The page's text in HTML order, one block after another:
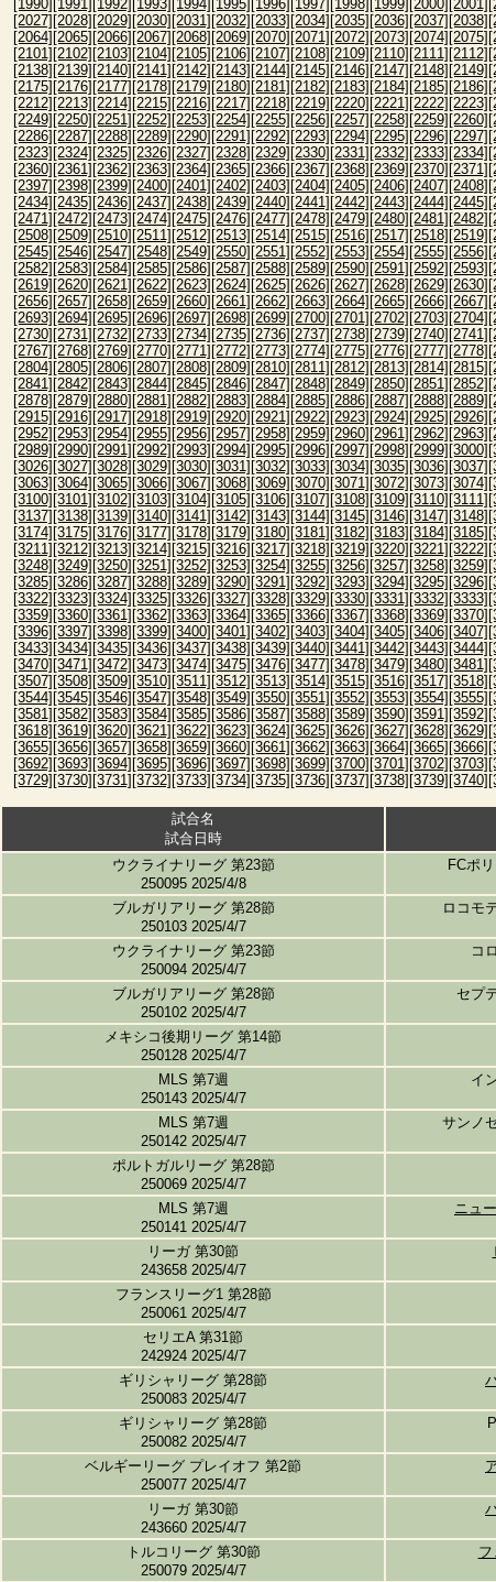
[1990] [1991] [1992] [1993] [1994] [1995] [1996] [1997] [1998] [1999] [2000] [2001]
[2027] [2028] [2029] [2030] [2031] [2032] [2033] [2034] [2035] [2036] [2037] [2038]
[2064] [2065] [2066] [2067] [2068] [2069] [2070] [2071] [2072] [2073] [2074] [2075]
[2101] [2102] [2103] [2104] [2105] [2106] [2107] [2108] [2109] [2110] [2111] [2112]
[2138] [2139] [2140] [2141] [2142] [2143] [2144] [2145] [2146] [2147] [2148] [2149]
[2175] [2176] [2177] [2178] [2179] [2180] [2181] [2182] [2183] [2184] [2185] [2186]
[2212] [2213] [2214] [2215] [2216] [2217] [2218] [2219] [2220] [2221] [2222] [2223]
[2249] [2250] [2251] [2252] [2253] [2254] [2255] [2256] [2257] [2258] [2259] [2260]
[2286] [2287] [2288] [2289] [2290] [2291] [2292] [2293] [2294] [2295] [2296] [2297]
[2323] [2324] [2325] [2326] [2327] [2328] [2329] [2330] [2331] [2332] [2333] [2334]
[2360] [2361] [2362] [2363] [2364] [2365] [2366] [2367] [2368] [2369] [2370] [2371]
[2397] [2398] [2399] [2400] [2401] [2402] [2403] [2404] [2405] [2406] [2407] [2408]
[2434] [2435] [2436] [2437] [2438] [2439] [2440] [2441] [2442] [2443] [2444] [2445]
[2471] [2472] [2473] [2474] [2475] [2476] [2477] [2478] [2479] [2480] [2481] [2482]
[2508] [2509] [2510] [2511] [2512] [2513] [2514] [2515] [2516] [2517] [2518] [2519]
[2545] [2546] [2547] [2548] [2549] [2550] [2551] [2552] [2553] [2554] [2555] [2556]
[2582] [2583] [2584] [2585] [2586] [2587] [2588] [2589] [2590] [2591] [2592] [2593]
[2619] [2620] [2621] [2622] [2623] [2624] [2625] [2626] [2627] [2628] [2629] [2630]
[2656] [2657] [2658] [2659] [2660] [2661] [2662] [2663] [2664] [2665] [2666] [2667]
[2693] [2694] [2695] [2696] [2697] [2698] [2699] [2700] [2701] [2702] [2703] [2704]
[2730] [2731] [2732] [2733] [2734] [2735] [2736] [2737] [2738] [2739] [2740] [2741]
[2767] [2768] [2769] [2770] [2771] [2772] [2773] [2774] [2775] [2776] [2777] [2778]
[2804] [2805] [2806] [2807] [2808] [2809] [2810] [2811] [2812] [2813] [2814] [2815]
[2841] [2842] [2843] [2844] [2845] [2846] [2847] [2848] [2849] [2850] [2851] [2852]
[2878] [2879] [2880] [2881] [2882] [2883] [2884] [2885] [2886] [2887] [2888] [2889]
[2915] [2916] [2917] [2918] [2919] [2920] [2921] [2922] [2923] [2924] [2925] [2926]
[2952] [2953] [2954] [2955] [2956] [2957] [2958] [2959] [2960] [2961] [2962] [2963]
[2989] [2990] [2991] [2992] [2993] [2994] [2995] [2996] [2997] [2998] [2999] [3000]
[3026] [3027] [3028] [3029] [3030] [3031] [3032] [3033] [3034] [3035] [3036] [3037]
[3063] [3064] [3065] [3066] [3067] [3068] [3069] [3070] [3071] [3072] [3073] [3074]
[3100] [3101] [3102] [3103] [3104] [3105] [3106] [3107] [3108] [3109] [3110] [3111]
[3137] [3138] [3139] [3140] [3141] [3142] [3143] [3144] [3145] [3146] [3147] [3148]
[3174] [3175] [3176] [3177] [3178] [3179] [3180] [3181] [3182] [3183] [3184] [3185]
[3211] [3212] [3213] [3214] [3215] [3216] [3217] [3218] [3219] [3220] [3221] [3222]
[3248] [3249] [3250] [3251] [3252] [3253] [3254] [3255] [3256] [3257] [3258] [3259]
[3285] [3286] [3287] [3288] [3289] [3290] [3291] [3292] [3293] [3294] [3295] [3296]
[3322] [3323] [3324] [3325] [3326] [3327] [3328] [3329] [3330] [3331] [3332] [3333]
[3359] [3360] [3361] [3362] [3363] [3364] [3365] [3366] [3367] [3368] [3369] [3370]
[3396] [3397] [3398] [3399] [3400] [3401] [3402] [3403] [3404] [3405] [3406] [3407]
[3433] [3434] [3435] [3436] [3437] [3438] [3439] [3440] [3441] [3442] [3443] [3444]
[3470] [3471] [3472] [3473] [3474] [3475] [3476] [3477] [3478] [3479] [3480] [3481]
[3507] [3508] [3509] [3510] [3511] [3512] [3513] [3514] [3515] [3516] [3517] [3518]
[3544] [3545] [3546] [3547] [3548] [3549] [3550] [3551] [3552] [3553] [3554] [3555]
[3581] [3582] [3583] [3584] [3585] [3586] [3587] [3588] [3589] [3590] [3591] [3592]
[3618] [3619] [3620] [3621] [3622] [3623] [3624] [3625] [3626] [3627] [3628] [3629]
[3655] [3656] [3657] [3658] [3659] [3660] [3661] [3662] [3663] [3664] [3665] [3666]
[3692] [3693] [3694] [3695] [3696] [3697] [3698] [3699] [3700] [3701] [3702] [3703]
[3729] [3730] [3731] [3732] [3733] [3734] [3735] [3736] [3737] [3738] [3739] [3740]
試合名
試合日時
ウクライナリーグ 第23節
250095 2025/4/8
FCポ
ブルガリアリーグ 第28節
250103 2025/4/7
ロコモ
ウクライナリーグ 第23節
250094 2025/4/7
コ
ブルガリアリーグ 第28節
250102 2025/4/7
セプ
メキシコ後期リーグ 第14節
250128 2025/4/7
MLS 第7週
250143 2025/4/7
イ
MLS 第7週
250142 2025/4/7
サンノ
ポルトガルリーグ 第28節
250069 2025/4/7
MLS 第7週
250141 2025/4/7
ニュ
リーガ 第30節
243658 2025/4/7
フランスリーグ1 第28節
250061 2025/4/7
セリエA 第31節
242924 2025/4/7
ギリシャリーグ 第28節
250083 2025/4/7
ギリシャリーグ 第28節
250082 2025/4/7
ベルギーリーグ プレイオフ 第2節
250077 2025/4/7
リーガ 第30節
243660 2025/4/7
トルコリーグ 第30節
250079 2025/4/7
フ